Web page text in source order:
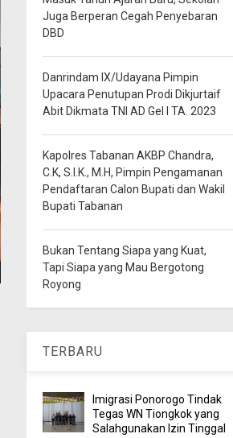
Juga Berperan Cegah Penyebaran
DBD
Danrindam IX/Udayana Pimpin
Upacara Penutupan Prodi Dikjurtaif
Abit Dikmata TNI AD Gel I TA. 2023
Kapolres Tabanan AKBP Chandra,
C.K, S.I.K., M.H, Pimpin Pengamanan
Pendaftaran Calon Bupati dan Wakil
Bupati Tabanan
Bukan Tentang Siapa yang Kuat,
Tapi Siapa yang Mau Bergotong
Royong
TERBARU
Imigrasi Ponorogo Tindak
Tegas WN Tiongkok yang
Salahgunakan Izin Tinggal